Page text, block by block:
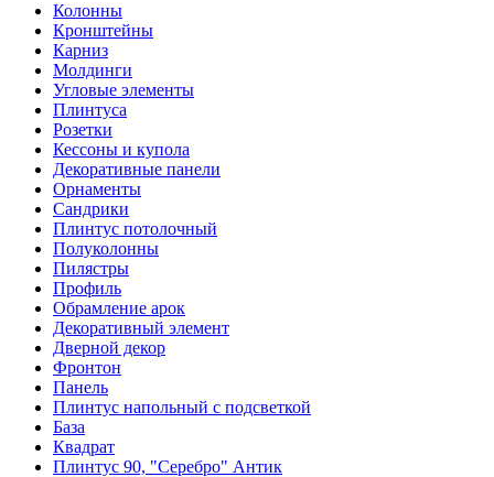
Колонны
Кронштейны
Карниз
Молдинги
Угловые элементы
Плинтуса
Розетки
Кессоны и купола
Декоративные панели
Орнаменты
Сандрики
Плинтус потолочный
Полуколонны
Пилястры
Профиль
Обрамление арок
Декоративный элемент
Дверной декор
Фронтон
Панель
Плинтус напольный с подсветкой
База
Квадрат
Плинтус 90, "Серебро" Антик